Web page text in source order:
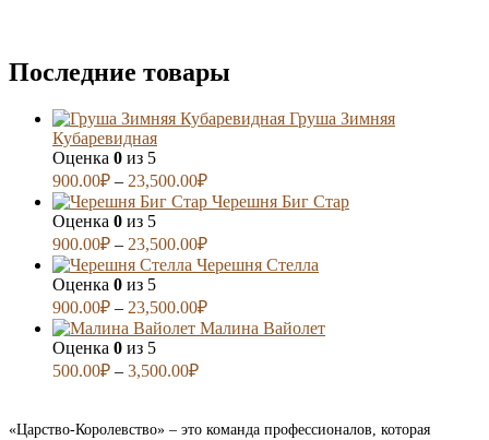
Последние товары
Груша Зимняя
Кубаревидная
Оценка 0 из 5
900.00₽ – 23,500.00₽
Черешня Биг Стар
Оценка 0 из 5
900.00₽ – 23,500.00₽
Черешня Стелла
Оценка 0 из 5
900.00₽ – 23,500.00₽
Малина Вайолет
Оценка 0 из 5
500.00₽ – 3,500.00₽
«Царство-Королевство» – это команда профессионалов, которая